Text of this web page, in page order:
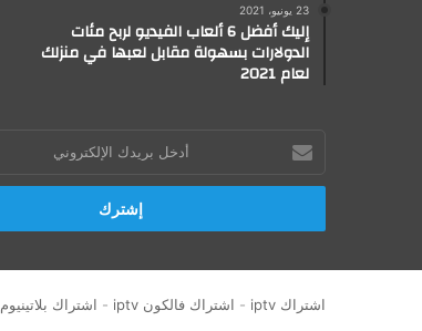
23 يونيو، 2021
إليك أفضل 6 ألعاب الفيديو لربح مئات
الدولارات بسهولة مقابل لعبها في منزلك
لعام 2021
أدخل
بريدك
الإلكتروني
اشتراك iptv - اشتراك فالكون iptv - اشتراك بلاتينيوم iptv